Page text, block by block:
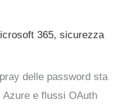
365,sicurezza
delle password sta
e flussi OAuth